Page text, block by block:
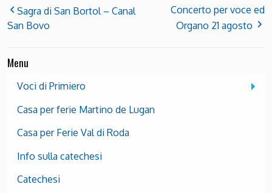
Sagra di San Bortol – Canal
San Bovo
Concerto per voce ed
Organo 21 agosto
Menu
Voci di Primiero
Casa per ferie Martino de Lugan
Casa per Ferie Val di Roda
Info sulla catechesi
Catechesi